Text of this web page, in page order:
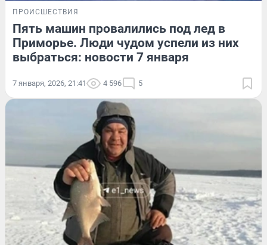
ПРОИСШЕСТВИЯ
Пять машин провалились под лед в
Приморье. Люди чудом успели из них
выбраться: новости 7 января
7 января, 2026, 21:41 4 596 5